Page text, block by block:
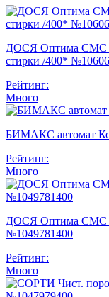
ДОСЯ Оптима СМС
стирки /400*
Рейтинг:
Много
БИМАКС автомат
Рейтинг:
Много
ДОСЯ Оптима СМС
№1049781400
Рейтинг:
Много